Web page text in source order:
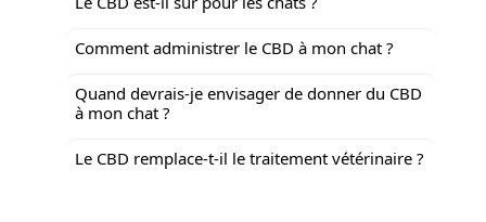
Comment administrer le CBD à mon chat ?
Quand devrais-je envisager de donner du CBD
à mon chat ?
Le CBD remplace-t-il le traitement vétérinaire ?